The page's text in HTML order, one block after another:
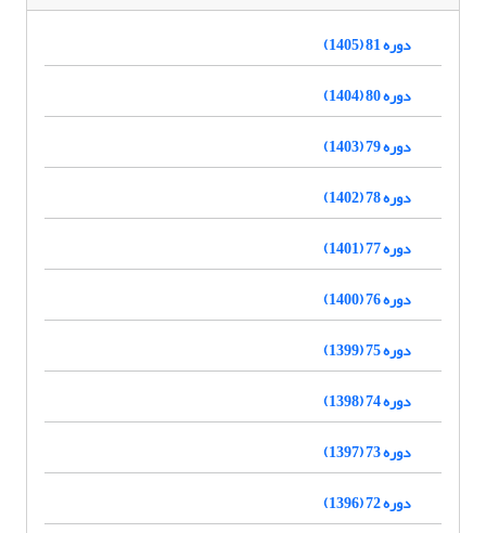
دوره 81 (1405)
دوره 80 (1404)
دوره 79 (1403)
دوره 78 (1402)
دوره 77 (1401)
دوره 76 (1400)
دوره 75 (1399)
دوره 74 (1398)
دوره 73 (1397)
دوره 72 (1396)